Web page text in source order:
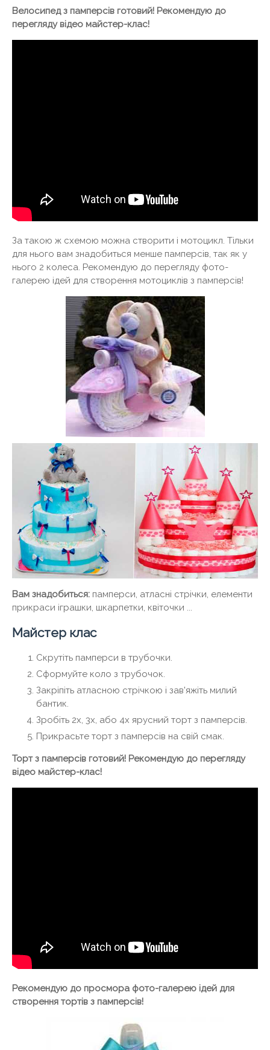
Велосипед з памперсів готовий! Рекомендую до
перегляду відео майстер-клас!
За такою ж схемою можна створити і мотоцикл. Тільки
для нього вам знадобиться менше памперсів, так як у
нього 2 колеса. Рекомендую до перегляду фото-
галерею ідей для створення мотоциклів з памперсів!
Вам знадобиться: памперси, атласні стрічки, елементи
прикраси іграшки, шкарпетки, квіточки ...
Майстер клас
Скрутіть памперси в трубочки.
Сформуйте коло з трубочок.
Закріпіть атласною стрічкою і зав'яжіть милий
бантик.
Зробіть 2х, 3х, або 4х ярусний торт з памперсів.
Прикрасьте торт з памперсів на свій смак.
Торт з памперсів готовий! Рекомендую до перегляду
відео майстер-клас!
Рекомендую до просмора фото-галерею ідей для
створення тортів з памперсів!